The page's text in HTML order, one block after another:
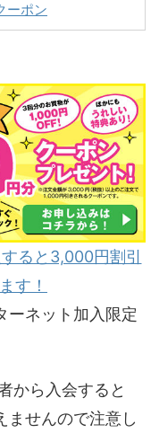
ーポン
ると3,000円割引
す！
ーネット加入限定
から入会すると
ませんので注意し